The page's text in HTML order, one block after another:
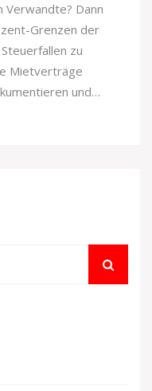
Verwandte? Dann
Grenzen der
zu
Mietverträge
und